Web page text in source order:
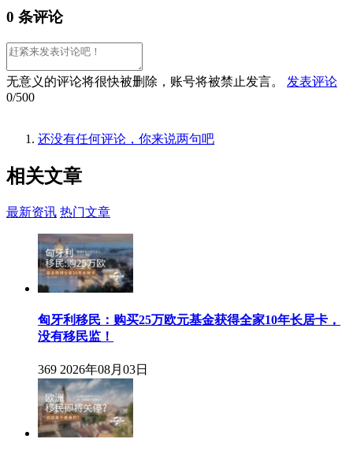
0 条评论
无意义的评论将很快被删除，账号将被禁止发言。
发表评论
0/500
还没有任何评论，你来说两句吧
相关文章
最新资讯 热门文章
匈牙利移民：购买25万欧元基金获得全家10年长居卡，
没有移民监！
369 2026年08月03日